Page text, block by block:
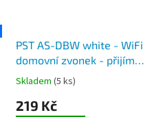
PST AS-DBW white - WiFi
domovní zvonek - přijímač
k PST DV202 TuyaSmart
Skladem (5 ks)
219 Kč